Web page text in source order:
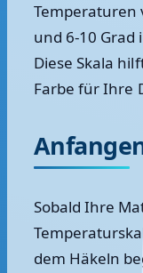
Temperaturen
und 6-10
Diese Skala
Farbe für Ihre
Sobald Ihre
dem Häkeln